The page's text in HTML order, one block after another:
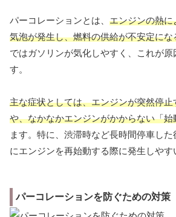
パーコレーションとは、 エンジンの熱
気泡が発生し、燃料の供給が不安定にな
ではガソリンが気化しやすく、これが原
す。
主な症状としては、エンジンが突然停
や、なかなかエンジンがかからない「始
ます。特に、渋滞時など長時間停車し
にエンジンを再始動する際に発生しやす
パーコレーションを防ぐための対策